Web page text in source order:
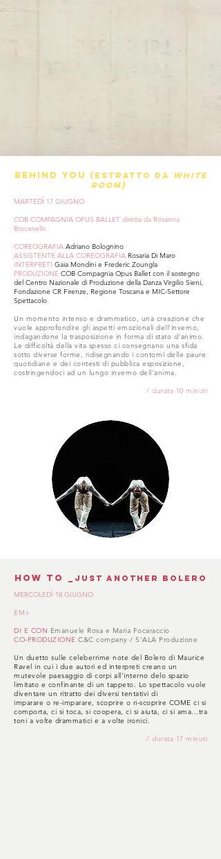
BEHIND YOU (ESTRATTO DA
WHITE
ROOM)
MARTEDÌ 17 GIUGNO
COB COMPAGNIA OPUS BALLET diretta da Rosanna
Brocanello
COREOGRAFIA Adriano Bolognino
ASSISTENTE ALLA COREOGRAFIA Rosaria Di Maro
INTERPRETI Gaia Mondini e Frederic Zoungla
PRODUZIONE COB Compagnia Opus Ballet con il sostegno
del Centro Nazionale di Produzione della Danza Virgilio Sieni,
Fondazione CR Firenze, Regione Toscana e MIC-Settore
Spettacolo
Un momento intenso e drammatico, una creazione che
vuole approfondire gli aspetti emozionali dell'inverno,
indagandone la trasposizione in forma di stato d'animo.
Le difficoltà della vita spesso ci consegnano una sfida
sotto diverse forme, ridisegnando i contorni delle paure
quotidiane e dei contesti di pubblica esposizione,
costringendoci ad un lungo inverno dell'anima.
/ durata 10 minuti
HOW TO _just another bolero
MERCOLEDÌ 18 GIUGNO
EM+
DI E CON Emanuele Rosa e Maria Focaraccio
CO-PRODUZIONE C&C company / S'ALA Produzione
Un duetto sulle celeberrime note del Bolero di Maurice
Ravel in cui i due autori ed interpreti creano un
mutevole paesaggio di corpi all'interno delo spazio
limitato e confinante di un tappeto. Lo spettacolo vuole
diventare un ritratto dei diversi tentativi di
imparare o re-imparare, scoprire o ri-scoprire COME ci si
comporta, ci si toca, si coopera, ci si aiuta, ci si ama...tra
toni a volte drammatici e a volte ironici.
/ durata 17 minuti